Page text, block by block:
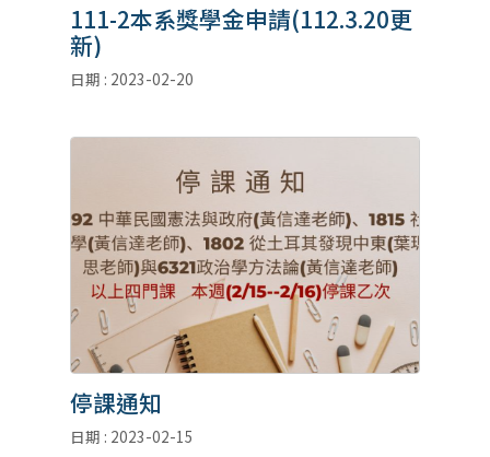
111-2本系獎學金申請(112.3.20更
新)
日期 : 2023-02-20
停課通知
日期 : 2023-02-15